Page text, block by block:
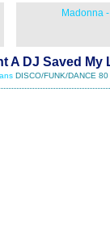
Madonna
A DJ Saved My
DISCO/FUNK/DANCE 80